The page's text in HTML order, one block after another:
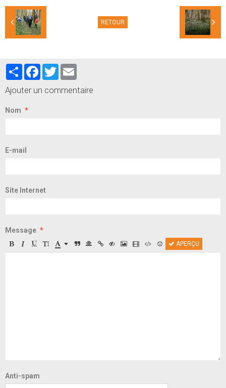
RETOUR
PartagerFacebook
Twitter
Ajouter un commentaire
Nom
E-mail
Site Internet
Message
APERÇU
Anti-spam